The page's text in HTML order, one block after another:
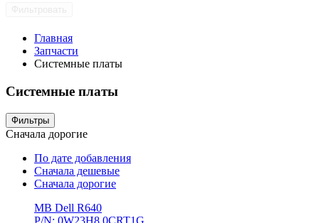
Главная
Запчасти
Системные платы
Системные платы
Фильтры
Сначала дорогие
По дате добавления
Сначала дешевые
Сначала дорогие
MB Dell R640
P/N: 0W23H8 0CRT1G